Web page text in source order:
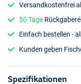
Versandkostenfrei
50 Tage
Einfach bestellen -
Kunden geben
Spezifikationen